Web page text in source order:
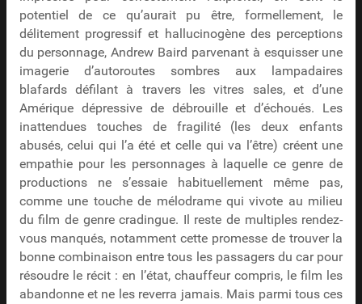
potentiel de ce qu’aurait pu être, formellement, le
délitement progressif et hallucinogène des perceptions
du personnage, Andrew Baird parvenant à esquisser une
imagerie d’autoroutes sombres aux lampadaires
blafards défilant à travers les vitres sales, et d’une
Amérique dépressive de débrouille et d’échoués. Les
inattendues touches de fragilité (les deux enfants
abusés, celui qui l’a été et celle qui va l’être) créent une
empathie pour les personnages à laquelle ce genre de
productions ne s’essaie habituellement même pas,
comme une touche de mélodrame qui vivote au milieu
du film de genre cradingue. Il reste de multiples rendez-
vous manqués, notamment cette promesse de trouver la
bonne combinaison entre tous les passagers du car pour
résoudre le récit : en l’état, chauffeur compris, le film les
abandonne et ne les reverra jamais. Mais parmi tous ces